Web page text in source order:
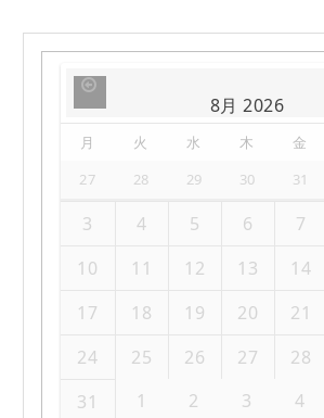
8月 2026
月 火 水 木 金
27
28 29 30 31
3 4 5 6 7
10
11 12 13 14
17
18 19 20 21
24
25 26 27 28
31
1 2 3 4